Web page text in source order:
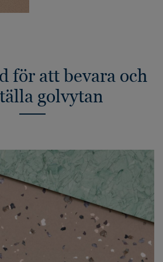
för att bevara och
golvytan